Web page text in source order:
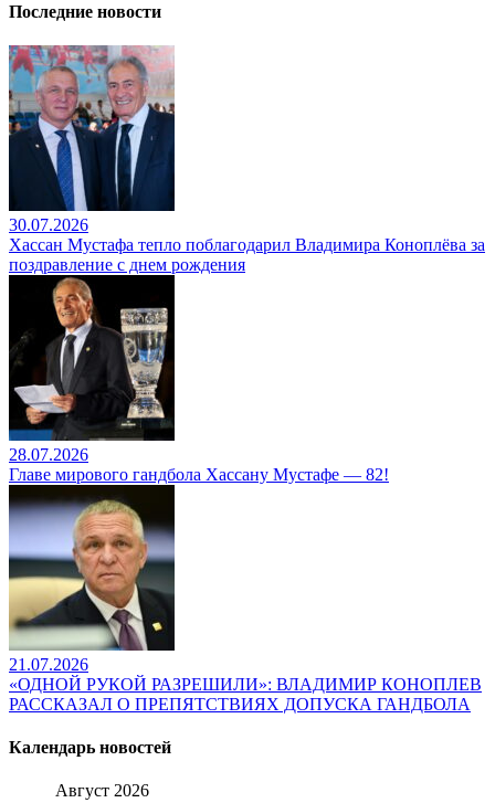
Последние новости
30.07.2026
Хассан Мустафа тепло поблагодарил Владимира Коноплёва за
поздравление с днем рождения
28.07.2026
Главе мирового гандбола Хассану Мустафе — 82!
21.07.2026
«ОДНОЙ РУКОЙ РАЗРЕШИЛИ»: ВЛАДИМИР КОНОПЛЕВ
РАССКАЗАЛ О ПРЕПЯТСТВИЯХ ДОПУСКА ГАНДБОЛА
Календарь новостей
Август 2026